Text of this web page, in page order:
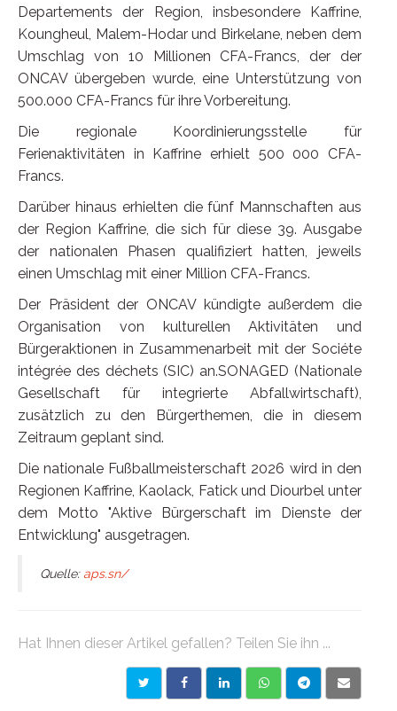
Departements der Region, insbesondere Kaffrine,
Koungheul, Malem-Hodar und Birkelane, neben dem
Umschlag von 10 Millionen CFA-Francs, der der
ONCAV übergeben wurde, eine Unterstützung von
500.000 CFA-Francs für ihre Vorbereitung.
Die regionale Koordinierungsstelle für
Ferienaktivitäten in Kaffrine erhielt 500 000 CFA-
Francs.
Darüber hinaus erhielten die fünf Mannschaften aus
der Region Kaffrine, die sich für diese 39. Ausgabe
der nationalen Phasen qualifiziert hatten, jeweils
einen Umschlag mit einer Million CFA-Francs.
Der Präsident der ONCAV kündigte außerdem die
Organisation von kulturellen Aktivitäten und
Bürgeraktionen in Zusammenarbeit mit der Sociéte
intégrée des déchets (SIC) an.SONAGED (Nationale
Gesellschaft für integrierte Abfallwirtschaft),
zusätzlich zu den Bürgerthemen, die in diesem
Zeitraum geplant sind.
Die nationale Fußballmeisterschaft 2026 wird in den
Regionen Kaffrine, Kaolack, Fatick und Diourbel unter
dem Motto "Aktive Bürgerschaft im Dienste der
Entwicklung" ausgetragen.
Quelle: aps.sn/
Hat Ihnen dieser Artikel gefallen? Teilen Sie ihn ...